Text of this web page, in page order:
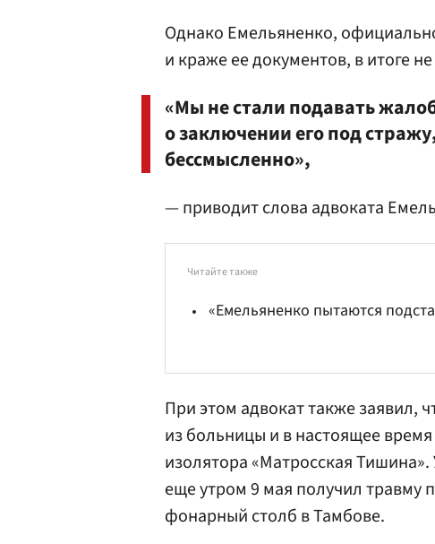
Однако Емельяненко,
и краже ее документов, в итоге
«Мы не стали подавать
о заключении его под
бессмысленно»,
— приводит слова адвоката
Читайте также
«Емельяненко пытаются
При этом адвокат также заявил,
из больницы и в настоящее
изолятора «Матросская Тишина».
еще утром 9 мая получил травму
фонарный столб в Тамбове.